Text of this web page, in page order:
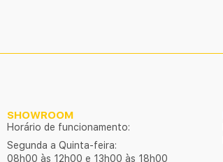
SHOWROOM
Horário de funcionamento:
Segunda a Quinta-feira:
08h00 às 12h00 e 13h00 às 18h00